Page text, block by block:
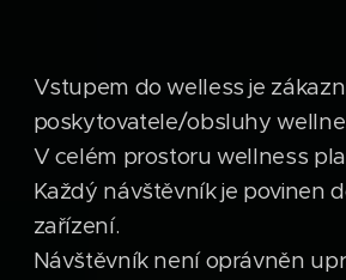
Vstupem do welless je
poskytovatele/obsluhy
V celém prostoru wellness
Každý návštěvník je povinen
zařízení.
Návštěvník není oprávněn